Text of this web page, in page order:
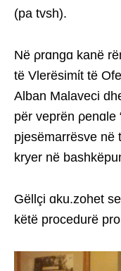
(pa tvsh).
Në ρrɑngɑ kanë
të Vlerësimίt të
Alban Malaveci
për veprën ρenɑle
pjesëmarrësve në
kryer në
Gëllçi ɑku.zohet
këtë procedurë